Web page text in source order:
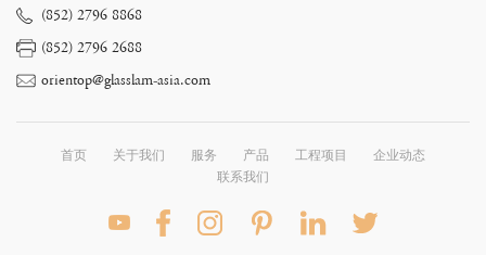
(852) 2796 8868
(852) 2796 2688
orientop@glasslam-asia.com
首页 关于我们 服务 产品 工程项目
企业动态
联系我们